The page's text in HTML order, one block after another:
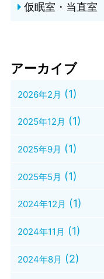
仮眠室・当直室
アーカイブ
2026年2月 (1)
2025年12月 (1)
2025年9月 (1)
2025年5月 (1)
2024年12月 (1)
2024年11月 (1)
2024年8月 (2)